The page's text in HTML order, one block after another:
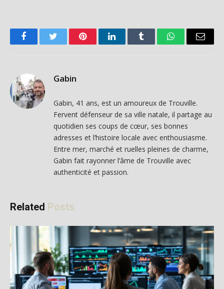
FacebookTwitter PinterestLinkedInTumblr WhatsAppEmail
Gabin
Gabin, 41 ans, est un amoureux de Trouville.
Fervent défenseur de sa ville natale, il partage au
quotidien ses coups de cœur, ses bonnes
adresses et l’histoire locale avec enthousiasme.
Entre mer, marché et ruelles pleines de charme,
Gabin fait rayonner l’âme de Trouville avec
authenticité et passion.
Related Posts